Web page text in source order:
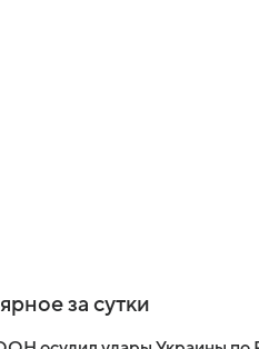
за сутки